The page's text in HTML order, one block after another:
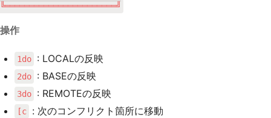
╚═══════════════════════╝
操作
1do : LOCALの反映
2do : BASEの反映
3do : REMOTEの反映
[c : 次のコンフリクト箇所に移動